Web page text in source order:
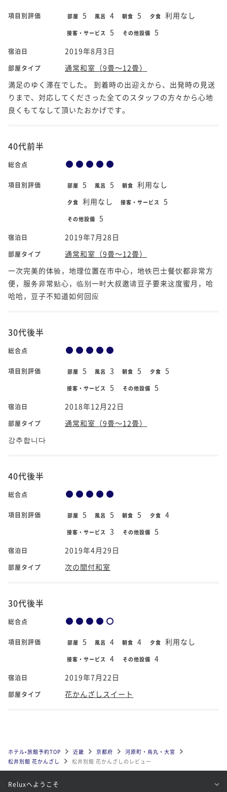
項目別評価 部屋 5 風呂 4 朝食 5 夕食 利用なし
接客・サービス 5 その他設備 5
宿泊日 2019年8月3日
部屋タイプ
通常和室（9畳～12畳）
満足のゆく滞在でした。 到着時の出迎えから、出発時の見送
りまで、対応してくださった全てのスタッフの方々から心地
良くもてなして頂いたおかげです。
40代前半
総合点
項目別評価 部屋 5 風呂 5 朝食 利用なし
夕食 利用なし 接客・サービス 5
その他設備 5
宿泊日 2019年7月28日
部屋タイプ
通常和室（9畳～12畳）
一次完美的体验，地理位置在市中心，地铁巴士餐饮都非常方
便，服务非常贴心，临别一时大叔邀请豆子要来这度蜜月，哈
哈哈，豆子不知道如何回应
30代後半
総合点
項目別評価 部屋 5 風呂 3 朝食 5 夕食 5
接客・サービス 5 その他設備 5
宿泊日 2018年12月22日
部屋タイプ
通常和室（9畳～12畳）
강추합니다
40代後半
総合点
項目別評価 部屋 5 風呂 5 朝食 5 夕食 4
接客・サービス 3 その他設備 5
宿泊日 2019年4月29日
部屋タイプ 次の間付和室
30代後半
総合点
項目別評価 部屋 5 風呂 4 朝食 4 夕食 利用なし
接客・サービス 4 その他設備 4
宿泊日 2019年7月22日
部屋タイプ 花かんざしスイート
ホテル•旅館予約TOP 近畿 京都府
河原町・烏丸・大宮
松井別館 花かんざし
松井別館 花かんざしのレビュー
Reluxへようこそ